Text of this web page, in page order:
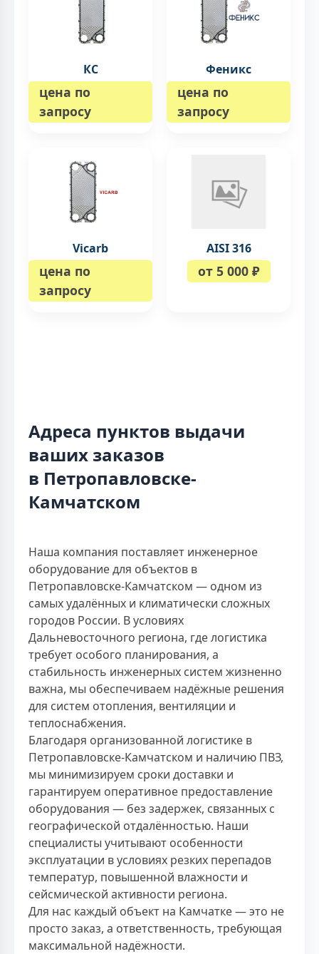
КС
цена по
запросу
Феникс
цена по
запросу
Vicarb
цена по
запросу
AISI 316
от 5 000 ₽
Адреса пунктов выдачи
ваших заказов
в Петропавловске-
Камчатском
Наша компания поставляет инженерное
оборудование для объектов в
Петропавловске-Камчатском — одном из
самых удалённых и климатически сложных
городов России. В условиях
Дальневосточного региона, где логистика
требует особого планирования, а
стабильность инженерных систем жизненно
важна, мы обеспечиваем надёжные решения
для систем отопления, вентиляции и
теплоснабжения.
Благодаря организованной логистике в
Петропавловске-Камчатском и наличию ПВЗ,
мы минимизируем сроки доставки и
гарантируем оперативное предоставление
оборудования — без задержек, связанных с
географической отдалённостью. Наши
специалисты учитывают особенности
эксплуатации в условиях резких перепадов
температур, повышенной влажности и
сейсмической активности региона.
Для нас каждый объект на Камчатке — это не
просто заказ, а ответственность, требующая
максимальной надёжности.